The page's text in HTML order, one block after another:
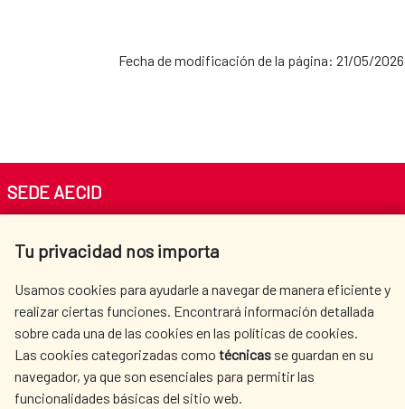
Fecha de modificación de la página: 21/05/2026
Tu privacidad nos importa
Usamos cookies para ayudarle a navegar de manera eficiente y
realizar ciertas funciones. Encontrará información detallada
sobre cada una de las cookies en las políticas de cookies.
Las cookies categorizadas como técnicas se guardan en su
navegador, ya que son esenciales para permitir las
funcionalidades básicas del sitio web.
SEDE AECID
Tel. +34 900 20 30 54​​​​​​​
AECID
WHERE DO WE COOPERATE?
SPANISH HUMANITARIAN
ACTION
PRESS ROOM